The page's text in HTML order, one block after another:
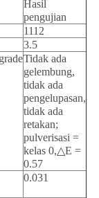
Hasil
pengujian
1112
3.5
Tidak ada
gelembung,
tidak ada
pengelupasan,
tidak ada
retakan;
pulverisasi =
kelas 0,△E =
0.57
0.031